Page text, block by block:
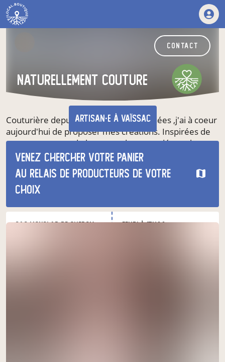
contact
Naturellement Couture
artisan·e à Vaïssac
Venez chercher votre panier
au relais de producteurs de votre
choix
GAC Monclar de Quercy
jeudi à 17h00
Couturière depuis de nombreuses années ,j'ai à coeur
aujourd'hui de proposer mes créations. Inspirées de
ma campagne et de la nature dans une démarche
zéro déchet. Je propose, des articles pour la maison et
pour bébé dans des matières naturelles et légères.
nos produits du moment